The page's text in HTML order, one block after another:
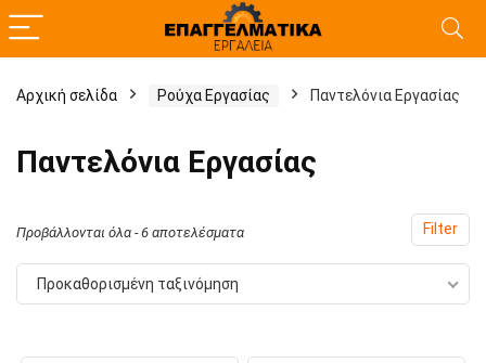
Αρχική σελίδα Ρούχα Εργασίας Παντελόνια Εργασίας
Παντελόνια Εργασίας
Filter
Προβάλλονται όλα - 6 αποτελέσματα
Προκαθορισμένη ταξινόμηση